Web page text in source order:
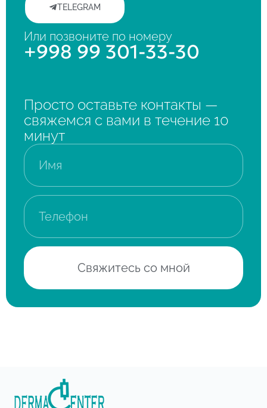
TELEGRAM
Или позвоните по номеру
+998 99 301-33-30
Просто оставьте контакты —
свяжемся с вами в течение 10
минут
Свяжитесь со мной